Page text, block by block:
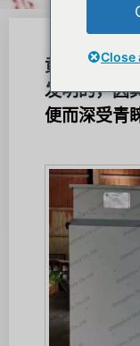
黄粉虫分离
发明的，因
便而深受青
Close